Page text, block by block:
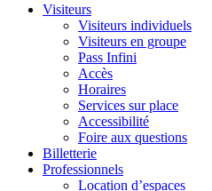
Visiteurs
Visiteurs individuels
Visiteurs en groupe
Pass Infini
Accès
Horaires
Services sur place
Accessibilité
Foire aux questions
Billetterie
Professionnels
Location d’espaces